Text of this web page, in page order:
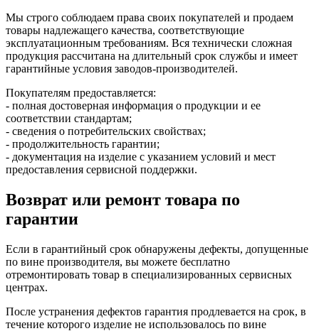
Мы строго соблюдаем права своих покупателей и продаем
товары надлежащего качества, соответствующие
эксплуатационным требованиям. Вся технически сложная
продукция рассчитана на длительный срок службы и имеет
гарантийные условия заводов-производителей.
Покупателям предоставляется:
- полная достоверная информация о продукции и ее
соответствии стандартам;
- сведения о потребительских свойствах;
- продолжительность гарантии;
- документация на изделие с указанием условий и мест
предоставления сервисной поддержки.
Возврат или ремонт товара по
гарантии
Если в гарантийный срок обнаружены дефекты, допущенные
по вине производителя, вы можете бесплатно
отремонтировать товар в специализированных сервисных
центрах.
После устранения дефектов гарантия продлевается на срок, в
течение которого изделие не использовалось по вине